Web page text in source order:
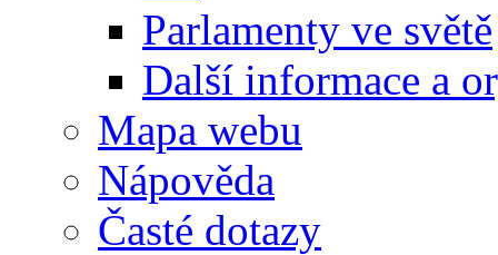
Parlamenty ve světě
Další informace a
Mapa webu
Nápověda
Časté dotazy